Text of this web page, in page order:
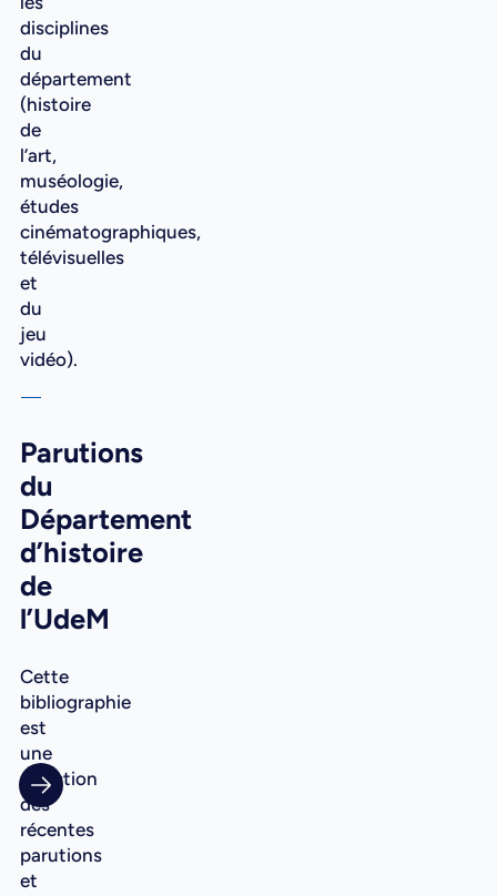
disciplines
du
département
(histoire
de
l’art,
muséologie,
études
cinématographiques,
télévisuelles
et
du
jeu
vidéo).
Parutions
du
Département
d’histoire
de
l’UdeM
Cette
bibliographie
est
une
sélection
des
récentes
parutions
et